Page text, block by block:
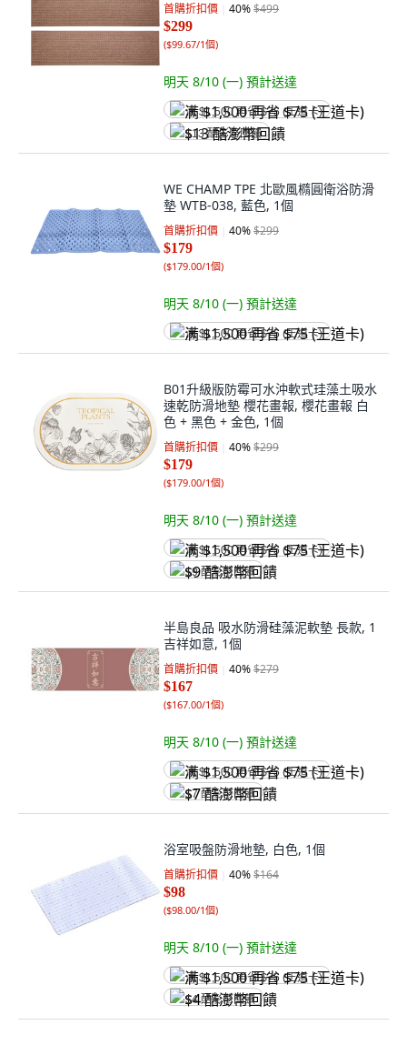
首購折扣價 40%$499
$299
($99.67/1個)
明天 8/10 (一) 預計送達
满 $1,500 再省 $75 (王道卡)
$13 酷澎幣回饋
WE CHAMP TPE 北歐風橢圓衛浴防滑
墊 WTB-038, 藍色, 1個
首購折扣價 40%$299
$179
($179.00/1個)
明天 8/10 (一) 預計送達
满 $1,500 再省 $75 (王道卡)
B01升級版防霉可水沖軟式珪藻土吸水
速乾防滑地墊 櫻花畫報, 櫻花畫報 白
色 + 黑色 + 金色, 1個
首購折扣價 40%$299
$179
($179.00/1個)
明天 8/10 (一) 預計送達
满 $1,500 再省 $75 (王道卡)
$9 酷澎幣回饋
半島良品 吸水防滑硅藻泥軟墊 長款, 1
吉祥如意, 1個
首購折扣價 40%$279
$167
($167.00/1個)
明天 8/10 (一) 預計送達
满 $1,500 再省 $75 (王道卡)
$7 酷澎幣回饋
浴室吸盤防滑地墊, 白色, 1個
首購折扣價 40%$164
$98
($98.00/1個)
明天 8/10 (一) 預計送達
满 $1,500 再省 $75 (王道卡)
$4 酷澎幣回饋